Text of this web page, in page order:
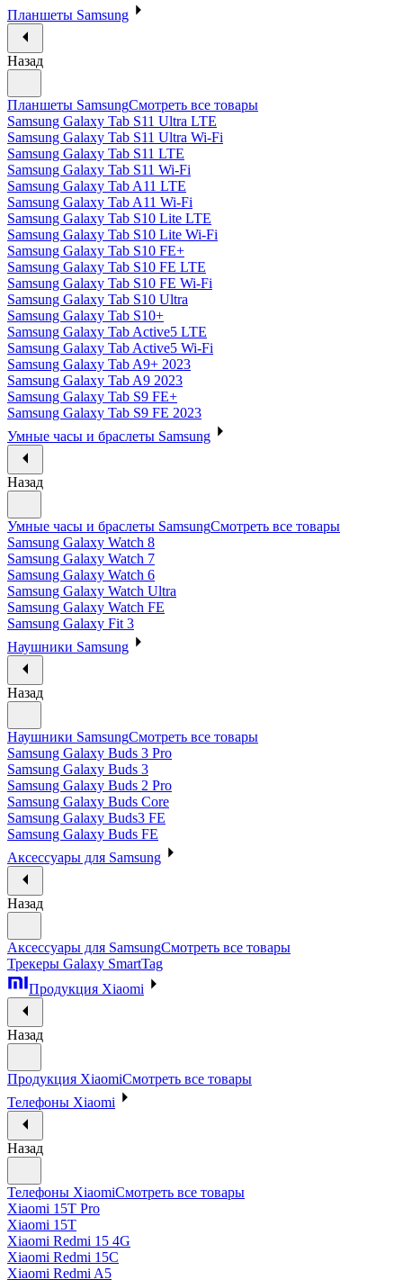
Планшеты Samsung
Назад
Планшеты SamsungСмотреть все товары
Samsung Galaxy Tab S11 Ultra LTE
Samsung Galaxy Tab S11 Ultra Wi-Fi
Samsung Galaxy Tab S11 LTE
Samsung Galaxy Tab S11 Wi-Fi
Samsung Galaxy Tab A11 LTE
Samsung Galaxy Tab A11 Wi-Fi
Samsung Galaxy Tab S10 Lite LTE
Samsung Galaxy Tab S10 Lite Wi-Fi
Samsung Galaxy Tab S10 FE+
Samsung Galaxy Tab S10 FE LTE
Samsung Galaxy Tab S10 FE Wi-Fi
Samsung Galaxy Tab S10 Ultra
Samsung Galaxy Tab S10+
Samsung Galaxy Tab Active5 LTE
Samsung Galaxy Tab Active5 Wi-Fi
Samsung Galaxy Tab A9+ 2023
Samsung Galaxy Tab A9 2023
Samsung Galaxy Tab S9 FE+
Samsung Galaxy Tab S9 FE 2023
Умные часы и браслеты Samsung
Назад
Умные часы и браслеты SamsungСмотреть все товары
Samsung Galaxy Watch 8
Samsung Galaxy Watch 7
Samsung Galaxy Watch 6
Samsung Galaxy Watch Ultra
Samsung Galaxy Watch FE
Samsung Galaxy Fit 3
Наушники Samsung
Назад
Наушники SamsungСмотреть все товары
Samsung Galaxy Buds 3 Pro
Samsung Galaxy Buds 3
Samsung Galaxy Buds 2 Pro
Samsung Galaxy Buds Core
Samsung Galaxy Buds3 FE
Samsung Galaxy Buds FE
Аксессуары для Samsung
Назад
Аксессуары для SamsungСмотреть все товары
Трекеры Galaxy SmartTag
Продукция Xiaomi
Назад
Продукция XiaomiСмотреть все товары
Телефоны Xiaomi
Назад
Телефоны XiaomiСмотреть все товары
Xiaomi 15T Pro
Xiaomi 15T
Xiaomi Redmi 15 4G
Xiaomi Redmi 15C
Xiaomi Redmi A5